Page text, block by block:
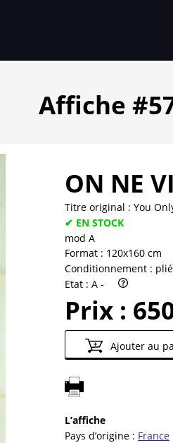
Affiche
ON NE
Titre original : You
✔ EN STOCK
mod A
Format : 120x160 cm
Conditionnement :
Etat : A -
Prix :
Ajouter au
L’affiche
Pays d’origine : France